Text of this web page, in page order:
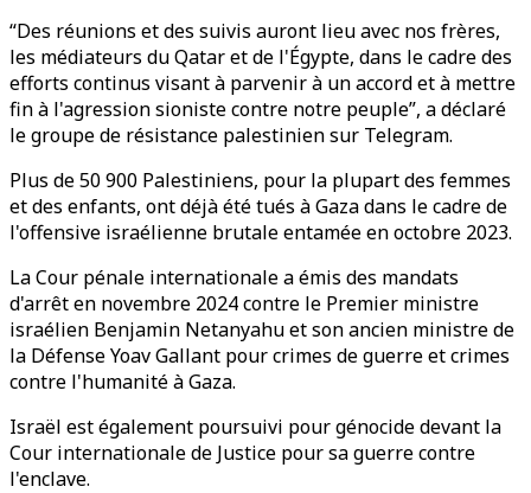
“Des réunions et des suivis auront lieu avec nos frères,
les médiateurs du Qatar et de l'Égypte, dans le cadre des
efforts continus visant à parvenir à un accord et à mettre
fin à l'agression sioniste contre notre peuple”, a déclaré
le groupe de résistance palestinien sur Telegram.
Plus de 50 900 Palestiniens, pour la plupart des femmes
et des enfants, ont déjà été tués à Gaza dans le cadre de
l'offensive israélienne brutale entamée en octobre 2023.
La Cour pénale internationale a émis des mandats
d'arrêt en novembre 2024 contre le Premier ministre
israélien Benjamin Netanyahu et son ancien ministre de
la Défense Yoav Gallant pour crimes de guerre et crimes
contre l'humanité à Gaza.
Israël est également poursuivi pour génocide devant la
Cour internationale de Justice pour sa guerre contre
l'enclave.